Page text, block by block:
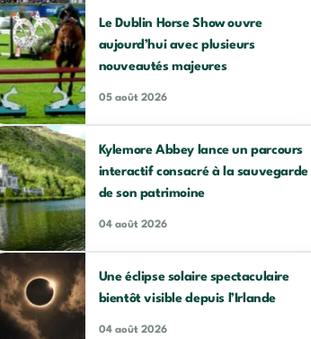
Le Dublin Horse Show ouvre
aujourd’hui avec plusieurs
nouveautés majeures
05 août 2026
Kylemore Abbey lance un parcours
interactif consacré à la sauvegarde
de son patrimoine
04 août 2026
Une éclipse solaire spectaculaire
bientôt visible depuis l’Irlande
04 août 2026